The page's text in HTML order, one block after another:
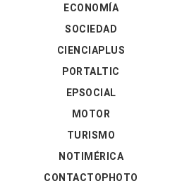
ECONOMÍA
SOCIEDAD
CIENCIAPLUS
PORTALTIC
EPSOCIAL
MOTOR
TURISMO
NOTIMÉRICA
CONTACTOPHOTO